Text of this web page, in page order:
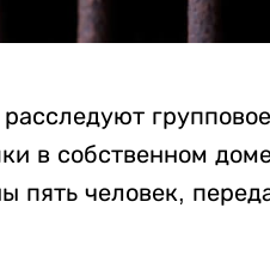
в собственном
пять человек,